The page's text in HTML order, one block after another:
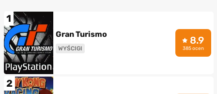
1
Gran Turismo
WYŚCIGI
8.9
385 ocen
2